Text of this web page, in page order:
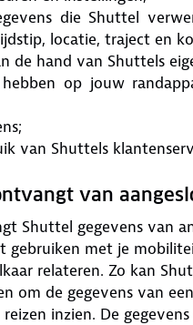
die Shuttel
locatie, traject en
de hand van Shuttels
op jouw
van Shuttels
van
Shuttel gegevens van
gebruiken met je
relateren. Zo kan
om de gegevens van
inzien. De